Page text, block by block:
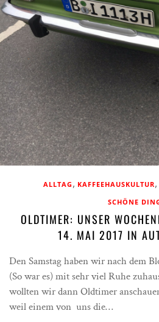
ALLTAG , KAFFEEHAUSKULTUR,
SCHÖNE
OLDTIMER: UNSER
14. MAI 2017 IN
Den Samstag haben wir nach dem
(So war es) mit sehr viel Ruhe
wollten wir dann Oldtimer
weil einem von uns die…